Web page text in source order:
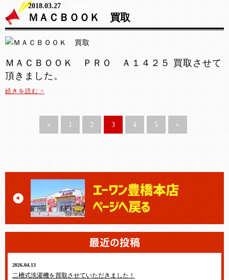
2018.03.27
ＭＡＣＢＯＯＫ 買取
ＭＡＣＢＯＯＫ ＰＲＯ Ａ１４２５ 買取させて
頂きました。
続きを読む >
« 1 2 3 4 5 »
2026.04.13
二槽式洗濯機を買取させていただきました！